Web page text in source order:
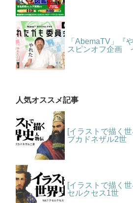
「AbemaTV」『
スピンオフ企画
人気オススメ記事
[イラストで描く
ブカドネザル2世
[イラストで描く
セルクセス1世